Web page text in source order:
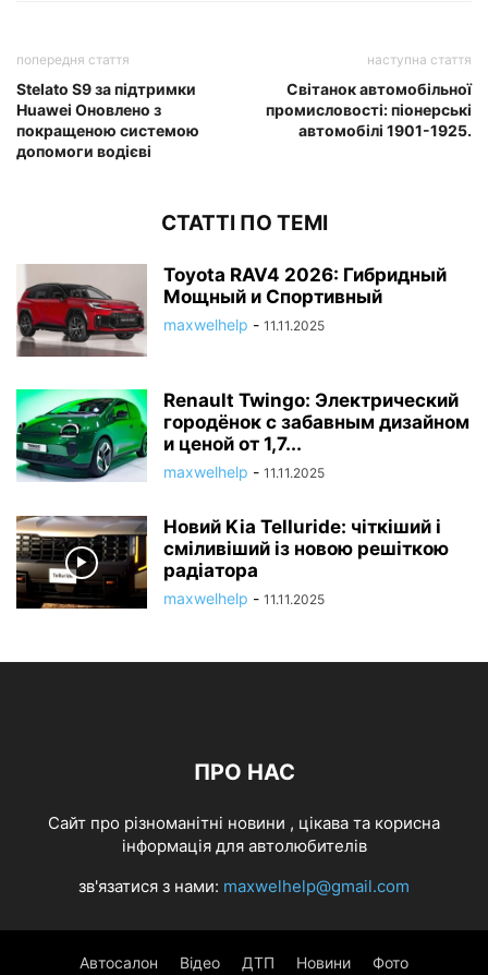
попередня стаття
Stelato S9 за підтримки
Huawei Оновлено з
покращеною системою
допомоги водієві
наступна стаття
Світанок автомобільної
промисловості: піонерські
автомобілі 1901-1925.
СТАТТІ ПО ТЕМІ
Toyota RAV4 2026: Гибридный
Мощный и Спортивный
maxwelhelp - 11.11.2025
Renault Twingo: Электрический
городёнок с забавным дизайном
и ценой от 1,7...
maxwelhelp - 11.11.2025
Новий Kia Telluride: чіткіший і
сміливіший із новою решіткою
радіатора
maxwelhelp - 11.11.2025
ПРО НАС
Cайт про різноманітні новини , цікава та корисна
інформація для автолюбителів
зв'язатися з нами: maxwelhelp@gmail.com
Автосалон Відео ДТП Новини Фото